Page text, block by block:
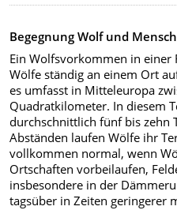
Begegnung Wolf und Mensch
Ein Wolfsvorkommen in einer
Wölfe ständig an einem Ort
es umfasst in Mitteleuropa
Quadratkilometer. In diesem
durchschnittlich fünf bis zehn
Abständen laufen Wölfe ihr
vollkommen normal, wenn
Ortschaften vorbeilaufen,
insbesondere in der
tagsüber in Zeiten geringerer